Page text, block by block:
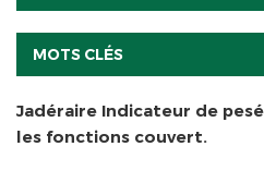
MOTS CLÉS
Jadéraire Indicateur de
les fonctions couvert.